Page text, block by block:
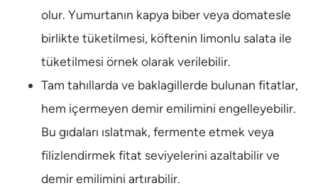
olur. Yumurtanın kapya biber veya domatesle
birlikte tüketilmesi, köftenin limonlu salata ile
tüketilmesi örnek olarak verilebilir.
Tam tahıllarda ve baklagillerde bulunan fitatlar,
hem içermeyen demir emilimini engelleyebilir.
Bu gıdaları ıslatmak, fermente etmek veya
filizlendirmek fitat seviyelerini azaltabilir ve
demir emilimini artırabilir.